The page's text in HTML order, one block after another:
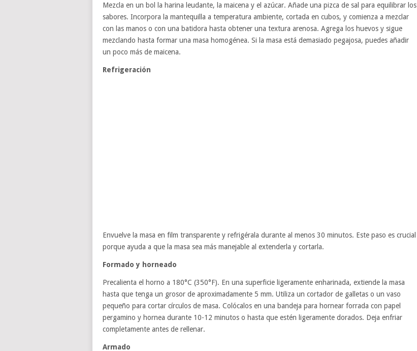
Mezcla en un bol la harina leudante, la maicena y el azúcar. Añade una pizca de sal para equilibrar los
sabores. Incorpora la mantequilla a temperatura ambiente, cortada en cubos, y comienza a mezclar
con las manos o con una batidora hasta obtener una textura arenosa. Agrega los huevos y sigue
mezclando hasta formar una masa homogénea. Si la masa está demasiado pegajosa, puedes añadir
un poco más de maicena.
Refrigeración
Envuelve la masa en film transparente y refrigérala durante al menos 30 minutos. Este paso es crucial
porque ayuda a que la masa sea más manejable al extenderla y cortarla.
Formado y horneado
Precalienta el horno a 180°C (350°F). En una superficie ligeramente enharinada, extiende la masa
hasta que tenga un grosor de aproximadamente 5 mm. Utiliza un cortador de galletas o un vaso
pequeño para cortar círculos de masa. Colócalos en una bandeja para hornear forrada con papel
pergamino y hornea durante 10-12 minutos o hasta que estén ligeramente dorados. Deja enfriar
completamente antes de rellenar.
Armado